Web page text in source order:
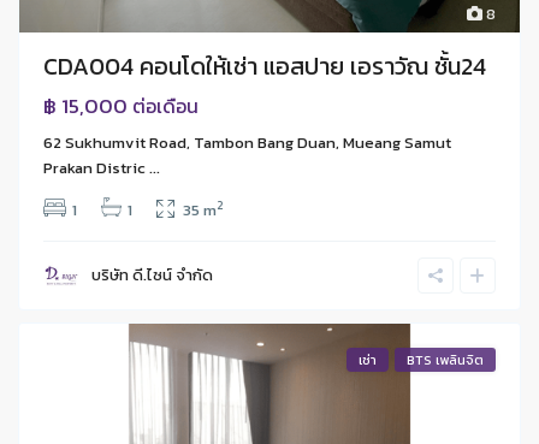
8
CDA004 คอนโดให้เช่า แอสปาย เอราวัณ ชั้น24
฿ 15,000 ต่อเดือน
62 Sukhumvit Road, Tambon Bang Duan, Mueang Samut
Prakan Distric ...
1
1 35 m2
บริษัท ดี.ไซน์ จํากัด
เช่า BTS เพลินจิต